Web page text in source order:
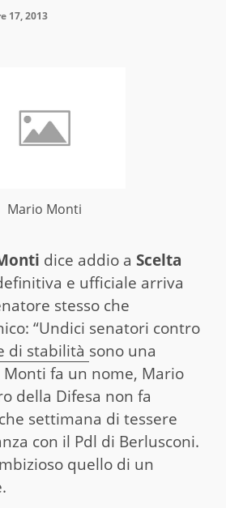
17, 2013
Mario Monti
dice addio a Scelta
e ufficiale arriva
stesso che
“Undici senatori contro
di stabilità sono una
Monti fa un nome, Mario
della Difesa non fa
settimana di tessere
con il Pdl di Berlusconi.
quello di un